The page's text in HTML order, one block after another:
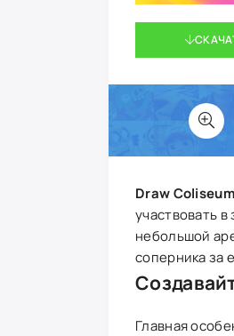
Draw Coliseum
участвовать
небольшой
соперника за
Главная